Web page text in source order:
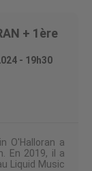
+ 1ère
- 19h30
O'Halloran a
En 2019, il a
Liquid Music